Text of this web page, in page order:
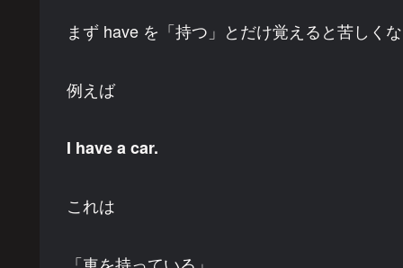
まず have を「持つ」とだけ覚えると苦しくな
例えば
I have a car.
これは
「車を持っている」